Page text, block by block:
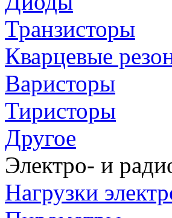
Транзисторы
Кварцевые
Варисторы
Тиристоры
Другое
Электро- и
Нагрузки